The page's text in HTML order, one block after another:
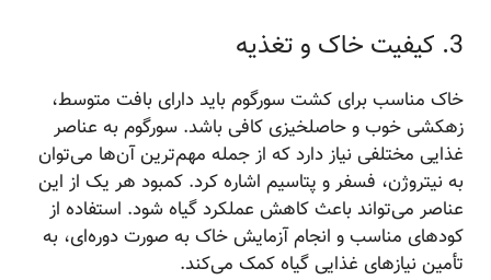
3. کیفیت خاک و تغذیه
خاک مناسب برای کشت سورگوم باید دارای بافت متوسط،
زهکشی خوب و حاصلخیزی کافی باشد. سورگوم به عناصر
غذایی مختلفی نیاز دارد که از جمله مهم‌ترین آن‌ها می‌توان
به نیتروژن، فسفر و پتاسیم اشاره کرد. کمبود هر یک از این
عناصر می‌تواند باعث کاهش عملکرد گیاه شود. استفاده از
کودهای مناسب و انجام آزمایش خاک به صورت دوره‌ای، به
تأمین نیازهای غذایی گیاه کمک می‌کند.